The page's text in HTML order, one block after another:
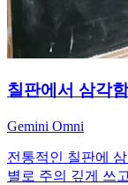
칠판에서 삼각
Gemini Omni
전통적인 칠판에
별로 주의 깊게 쓰